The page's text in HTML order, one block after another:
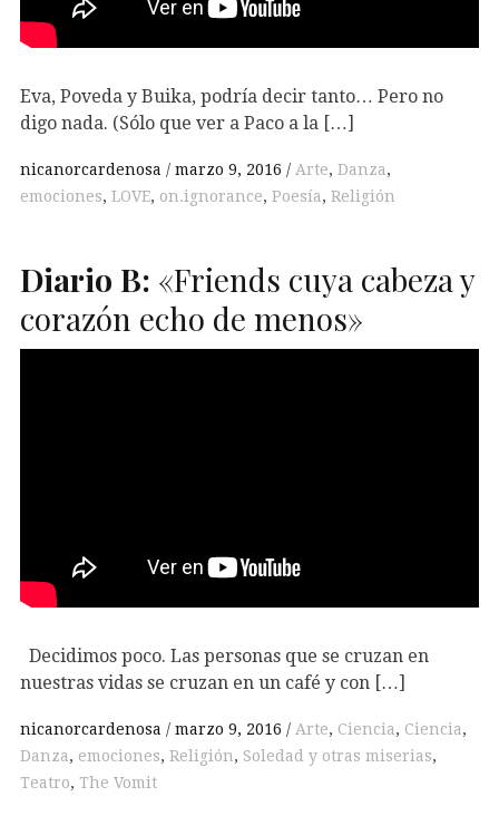
Eva, Poveda y Buika, podría decir tanto… Pero no
digo nada. (Sólo que ver a Paco a la […]
nicanorcardenosa marzo 9, 2016 Arte, Danza,
emociones, LOVE, on.ignorance, Poesía, Religión
Diario B: «Friends cuya cabeza y
corazón echo de menos»
Decidimos poco. Las personas que se cruzan en
nuestras vidas se cruzan en un café y con […]
nicanorcardenosa marzo 9, 2016 Arte, Ciencia, Ciencia,
Danza, emociones, Religión, Soledad y otras miserias,
Teatro, The Vomit